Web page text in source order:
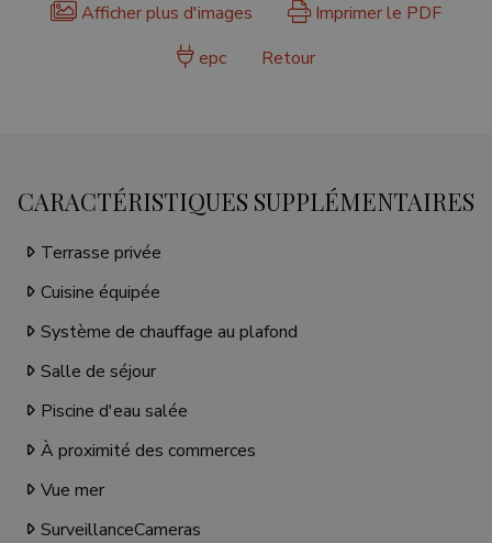
Afficher plus d'images
Imprimer le PDF
epc
Retour
CARACTÉRISTIQUES SUPPLÉMENTAIRES
Terrasse privée
Cuisine équipée
Système de chauffage au plafond
Salle de séjour
Piscine d'eau salée
À proximité des commerces
Vue mer
SurveillanceCameras